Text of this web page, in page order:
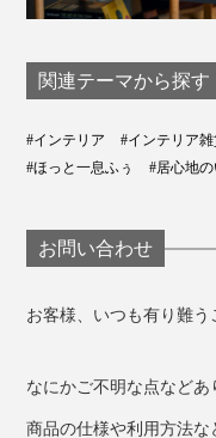
ヒノキの魅力を余す
な、新築の木造家屋
枝葉の爽やかさ、木
関連テーマから探す
#インテリア #インテリア
#ほっと一息ふぅ
#居心地
お問い合わせ
お客様、いつも有り難う
なにかご不明な点などあ
商品の仕様や利用方法な